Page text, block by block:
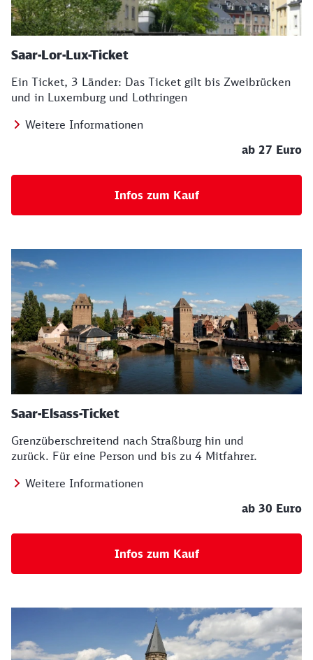
Saar-Lor-Lux-Ticket
Ein Ticket, 3 Länder: Das Ticket gilt bis Zweibrücken
und in Luxemburg und Lothringen
Weitere Informationen
ab 27 Euro
Infos zum Kauf
Saar-Elsass-Ticket
Grenzüberschreitend nach Straßburg hin und
zurück. Für eine Person und bis zu 4 Mitfahrer.
Weitere Informationen
ab 30 Euro
Infos zum Kauf